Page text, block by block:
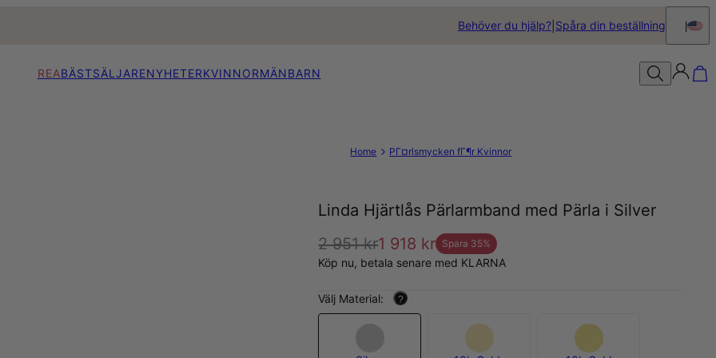
Behöver du hjälp? Spåra din beställning
REABÄSTSÄLJARENYHETERKVINNORMÄNBARN
Home PГ¤rlsmycken fГ¶r Kvinnor
Linda Hjärtlås Pärlarmband med Pärla i Silver
2 951 kr1 918 kr Spara 35%
Köp nu, betala senare med KLARNA
Välj Material: ?